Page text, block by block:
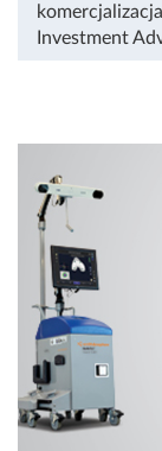
komercjalizacja
Investment